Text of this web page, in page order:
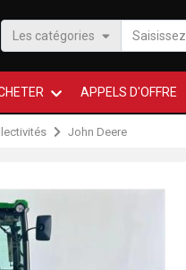
Les catégories
APPELS D'OFFRE
John Deere